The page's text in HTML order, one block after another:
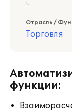
Отрасль /
Торговля
функции: